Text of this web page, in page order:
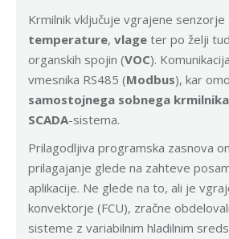
Krmilnik vključuje vgrajene
temperature, vlage ter po želji
organskih spojin (VOC).
vmesnika RS485 (Modbus), kar
samostojnega sobnega krmilnika
SCADA-sistema.
Prilagodljiva programska zasnova
prilagajanje glede na zahteve
aplikacije. Ne glede na to, ali je
konvektorje (FCU), zračne
sisteme z variabilnim hladilnim